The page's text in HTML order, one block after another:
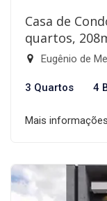
Casa de
quartos,
Eugênio de
3 Quartos 4
Mais informações